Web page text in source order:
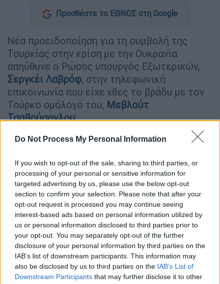
Do Not Process My Personal Information
If you wish to opt-out of the sale, sharing to third parties, or
processing of your personal or sensitive information for
targeted advertising by us, please use the below opt-out
section to confirm your selection. Please note that after your
opt-out request is processed you may continue seeing
interest-based ads based on personal information utilized by
us or personal information disclosed to third parties prior to
your opt-out. You may separately opt-out of the further
disclosure of your personal information by third parties on the
IAB’s list of downstream participants. This information may
also be disclosed by us to third parties on the IAB’s List of
Downstream Participants that may further disclose it to other
Προσθέστε το ΕΘΝΟΣ στη Google
Νέα προειδοποίηση για τη συμβολή της
Τουρκίας στην κρίση με την Ουκρανία
απηύθυνε ο Ρώσος υπουργός Εξωτερικών,
Σεργκέι Λαβρόφ, στην τηλεφωνική
επικοινωνία που είχε χθες το βράδυ με τον
Τούρκο ομόλογό του, Μεβλούτ
Τσαβούσογλου.
Η ρωσική πλευρά κάλεσε να
οι ανησυχίες της ως προς τηντουρκο-
ουκρανικήσυνεργασία στον τομέα της
στρατιωτικής-τεχνικής συνεργασίας, η
οποία συμβάλει μεταξύ άλλων στην
περαιτέρω στρατιωτικοποίηση της
Ουκρανίας.
ΔΙΑΒΑΣΤΕ ΕΠΙΣΗΣ
Ελλάδα|20.11.2021 07:40